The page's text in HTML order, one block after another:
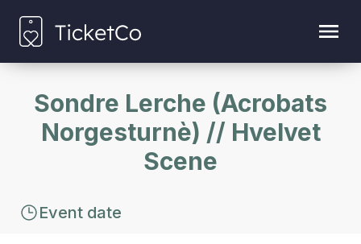
Sondre Lerche (Acrobats
Norgesturnè) // Hvelvet
Scene
Event date